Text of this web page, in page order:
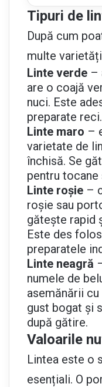
Tipuri de
După cum
multe
Linte verde –
are o coajă
nuci. Este
preparate reci.
Linte maro –
varietate de
închisă. Se
pentru
Linte roșie –
roșie sau
gătește rapid
Este des
preparatele
Linte neagră
numele de
asemănării cu
gust bogat și
după gătire.
Valoarile
Lintea este o
esențiali. O